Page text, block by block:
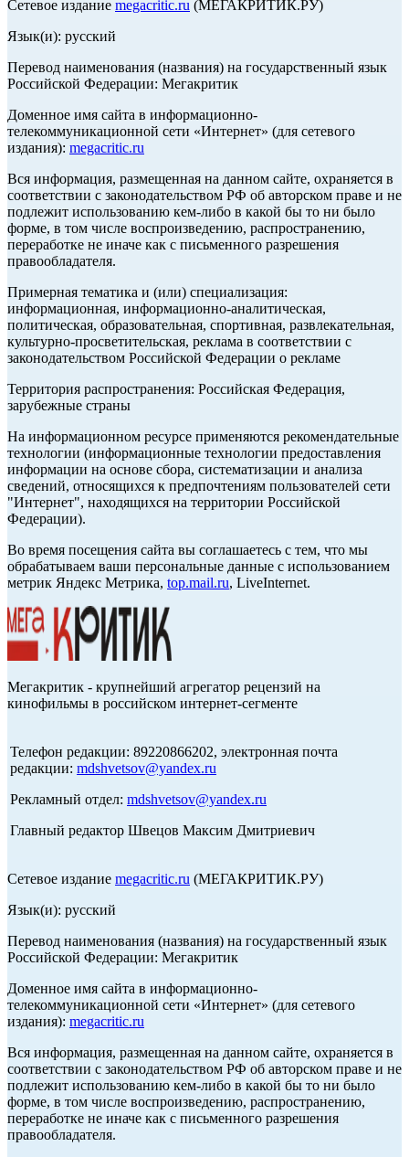
Сетевое издание megacritic.ru (МЕГАКРИТИК.РУ)
Язык(и): русский
Перевод наименования (названия) на государственный язык
Российской Федерации: Мегакритик
Доменное имя сайта в информационно-
телекоммуникационной сети «Интернет» (для сетевого
издания): megacritic.ru
Вся информация, размещенная на данном сайте, охраняется в
соответствии с законодательством РФ об авторском праве и не
подлежит использованию кем-либо в какой бы то ни было
форме, в том числе воспроизведению, распространению,
переработке не иначе как с письменного разрешения
правообладателя.
Примерная тематика и (или) специализация:
информационная, информационно-аналитическая,
политическая, образовательная, спортивная, развлекательная,
культурно-просветительская, реклама в соответствии с
законодательством Российской Федерации о рекламе
Территория распространения: Российская Федерация,
зарубежные страны
На информационном ресурсе применяются рекомендательные
технологии (информационные технологии предоставления
информации на основе сбора, систематизации и анализа
сведений, относящихся к предпочтениям пользователей сети
"Интернет", находящихся на территории Российской
Федерации).
Во время посещения сайта вы соглашаетесь с тем, что мы
обрабатываем ваши персональные данные с использованием
метрик Яндекс Метрика, top.mail.ru, LiveInternet.
Мегакритик - крупнейший агрегатор рецензий на
кинофильмы в российском интернет-сегменте
Телефон редакции: 89220866202, электронная почта
редакции: mdshvetsov@yandex.ru
Рекламный отдел: mdshvetsov@yandex.ru
Главный редактор Швецов Максим Дмитриевич
Сетевое издание megacritic.ru (МЕГАКРИТИК.РУ)
Язык(и): русский
Перевод наименования (названия) на государственный язык
Российской Федерации: Мегакритик
Доменное имя сайта в информационно-
телекоммуникационной сети «Интернет» (для сетевого
издания): megacritic.ru
Вся информация, размещенная на данном сайте, охраняется в
соответствии с законодательством РФ об авторском праве и не
подлежит использованию кем-либо в какой бы то ни было
форме, в том числе воспроизведению, распространению,
переработке не иначе как с письменного разрешения
правообладателя.